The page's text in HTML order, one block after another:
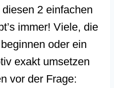
2 einfachen
immer! Viele, die
oder ein
exakt umsetzen
vor der Frage: